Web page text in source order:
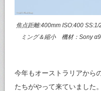
焦点距離:400mm ISO:400
ミング＆縮小 機材：Sony
今年もオーストラリアから
たちがやって来ていました